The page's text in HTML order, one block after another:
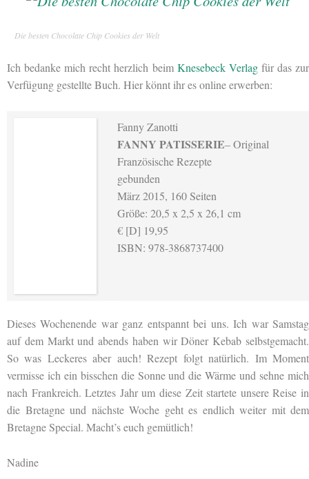
Die besten Chocolate Chip Cookies der Welt
Ich bedanke mich recht herzlich beim Knesebeck Verlagfür das zur
Verfügung gestellte Buch. Hier könnt ihr es online erwerben:
Fanny Zanotti
FANNY PATISSERIE– Original
Französische Rezepte
gebunden
März 2015, 160 Seiten
Größe: 20,5 x 2,5 x 26,1 cm
€ [D] 19,95
ISBN: 978-3868737400
Dieses Wochenende war ganz entspannt bei uns. Ich war Samstag
auf dem Markt und abends haben wir Döner Kebab selbstgemacht.
So was Leckeres aber auch! Rezept folgt natürlich. Im Moment
vermisse ich ein bisschen die Sonne und die Wärme und sehne mich
nach Frankreich. Letztes Jahr um diese Zeit startete unsere Reise in
die Bretagne und nächste Woche geht es endlich weiter mit dem
Bretagne Special. Macht’s euch gemütlich!
Nadine